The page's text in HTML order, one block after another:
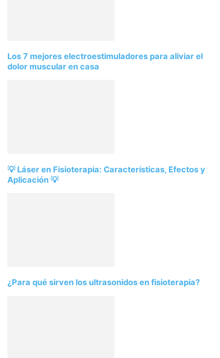
Los 7 mejores electroestimuladores para aliviar el
dolor muscular en casa
💡 Láser en Fisioterapia: Características, Efectos y
Aplicación 💡
¿Para qué sirven los ultrasonidos en fisioterapia?